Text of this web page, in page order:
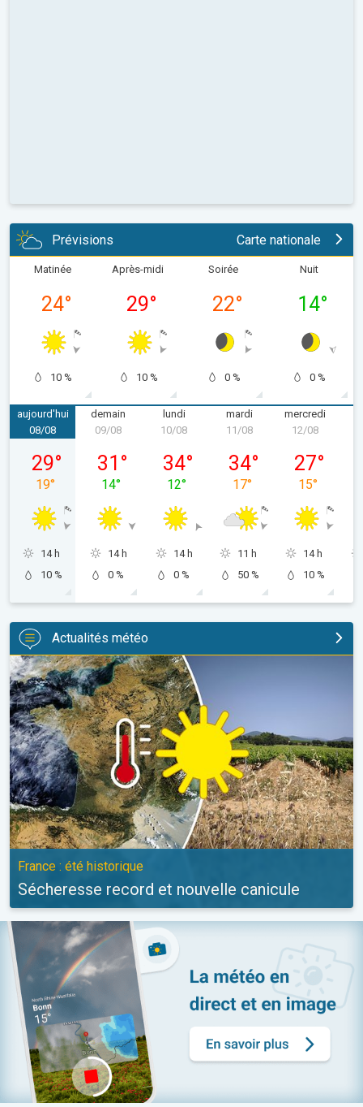
Prévisions Carte nationale
Matinée
24°
10 %
Après-midi
29°
10 %
Soirée
22°
0 %
Nuit
14°
0 %
aujourd'hui
samedi 08/08
08/08
29°
19°
14 h
10 %
demain
dimanche 09/08
09/08
31 °
14°
14 h
0 %
lundi
10/08
34°
12°
14 h
0 %
mardi
11/08
34°
17°
11 h
50 %
mercredi
12/08
27°
15°
14 h
10 %
Actualités météo
Sécheresse record et nouvelle canicule. France : été
France : été historique
Sécheresse record et nouvelle canicule